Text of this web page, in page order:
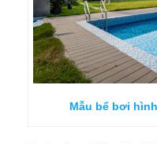
Mẫu bể bơi